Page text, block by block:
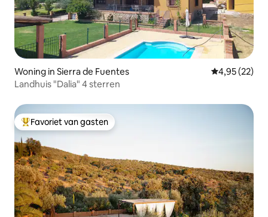
Woning in Sierra de Fuentes Gemiddelde
4,95 (22)
Landhuis "Dalia" 4 sterren
Topfavoriet van gasten
Favoriet van gasten